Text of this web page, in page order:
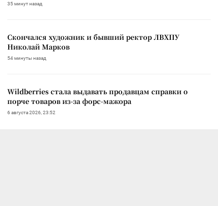
35 минут назад
Скончался художник и бывший ректор ЛВХПУ
Николай Марков
54 минуты назад
Wildberries стала выдавать продавцам справки о
порче товаров из-за форс-мажора
6 августа 2026, 23:52